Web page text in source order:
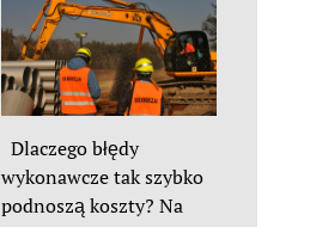
Dlaczego błędy
wykonawcze tak szybko
podnoszą koszty? Na